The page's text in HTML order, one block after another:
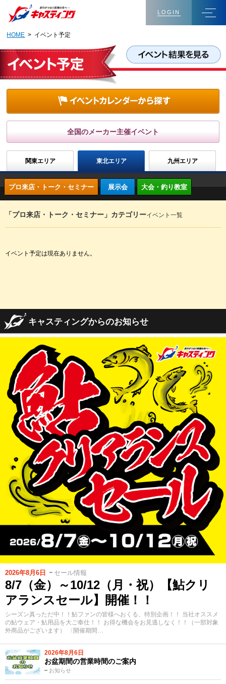
LOGIN
HOME > イベント予定
全国のメーカー主催イベント
関東エリア 東北エリア 九州エリア
プロ来店・トーク・セミナー 展示会 大会・釣り教室
「プロ来店・トーク・セミナー」カテゴリーイベント一覧
イベント予定は現在ありません。
キャスティングからのお知らせ
2026年8月6日 セール情報
8/7（金）～10/12（月・祝）【鮎クリ
アランスセール】開催！！
シーズン真っただ中！！鮎ファンの皆様へおくる、特別企画！！ 当社オススメ
の鮎ウェア・鮎用品を大ご奉仕！！ お得な機会をお見逃しなく！！（一部対象
外商品がございます） 〈開催期間…
2026年8月6日
お知らせ
お盆期間の営業時間のご案内